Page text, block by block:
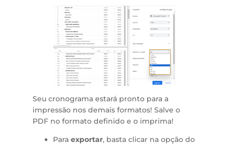
Seu cronograma estará pronto para a
impressão nos demais formatos! Salve o
PDF no formato definido e o imprima!
Para exportar, basta clicar na opção do